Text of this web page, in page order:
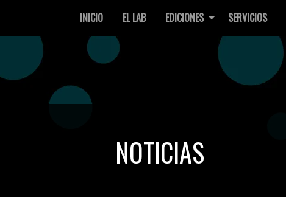
INICIO EL LAB EDICIONES SERVICIOS
NOTICIAS